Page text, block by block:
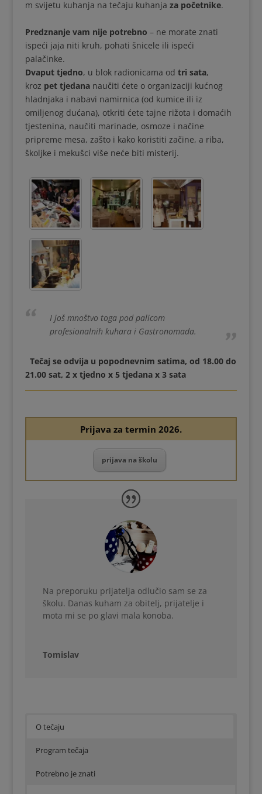
m svijetu kuhanja na tečaju kuhanja za početnike.
Predznanje vam nije potrebno – ne morate znati
ispeći jaja niti kruh, pohati šnicele ili ispeći
palačinke.
Dvaput tjedno, u blok radionicama od tri sata,
kroz pet tjedananaučiti ćete o organizaciji kućnog
hladnjaka i nabavi namirnica (od kumice ili iz
omiljenog dućana), otkriti ćete tajne rižota i domaćih
tjestenina, naučiti marinade, osmoze i načine
pripreme mesa, zašto i kako koristiti začine, a riba,
školjke i mekušci više neće biti misterij.
I još mnoštvo toga pod palicom
profesionalnih kuhara i Gastronomada.
Tečaj se odvija u popodnevnim satima, od 18.00 do
21.00 sat, 2 x tjedno x 5 tjedana x 3 sata
Prijava za termin 2026.
prijava na školu
Na preporuku prijatelja odlučio sam se za
školu. Danas kuham za obitelj, prijatelje i
mota mi se po glavi mala konoba.
Tomislav
O tečaju
Program tečaja
Potrebno je znati